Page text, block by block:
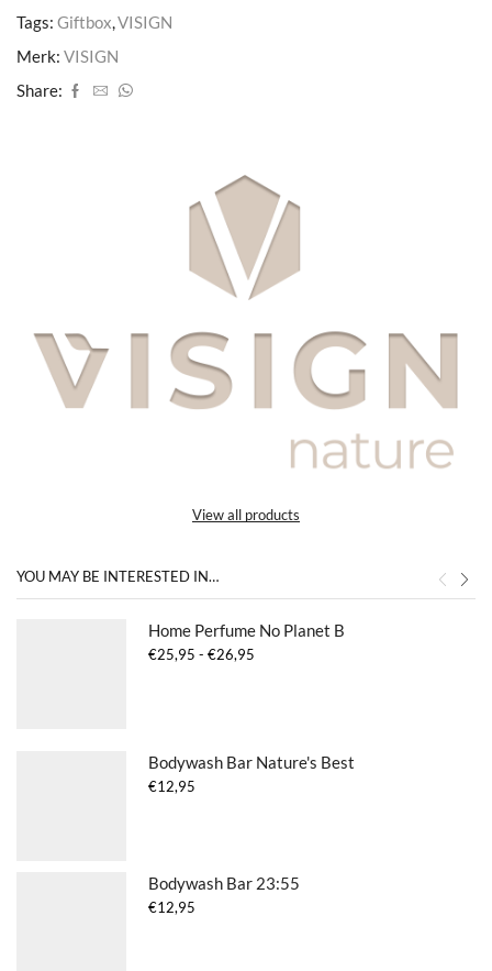
Body
Lotion
Mini
+
Tags: Giftbox,VISIGN
Merk: VISIGN
Share:
View all products
YOU MAY BE INTERESTED IN…
Home Perfume No Planet B
€25,95 - €26,95
Bodywash Bar Nature's Best
€12,95
Bodywash Bar 23:55
€12,95